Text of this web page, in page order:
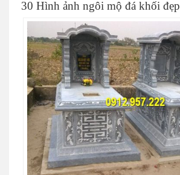
30 Hình ảnh ngôi mộ đá khối đẹp